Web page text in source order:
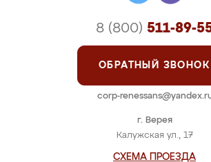
г. Верея
Калужская ул., 17
СХЕМА ПРОЕЗДА
8 (800) 511-89-
ОБРАТНЫЙ ЗВОНОК
corp-